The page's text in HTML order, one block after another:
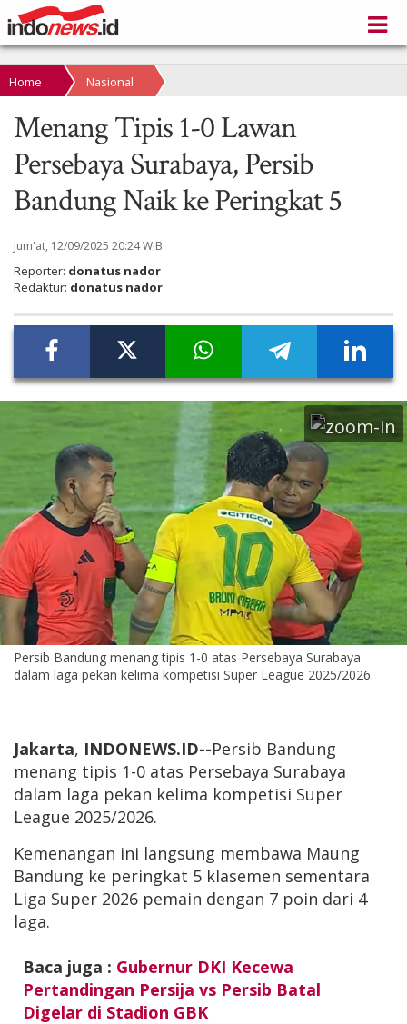
Home Nasional
Menang Tipis 1-0 Lawan
Persebaya Surabaya, Persib
Bandung Naik ke Peringkat 5
Jum'at, 12/09/2025 20:24 WIB
Reporter: donatus nador
Redaktur: donatus nador
Persib Bandung menang tipis 1-0 atas Persebaya Surabaya
dalam laga pekan kelima kompetisi Super League 2025/2026.
Jakarta, INDONEWS.ID--Persib Bandung
menang tipis 1-0 atas Persebaya Surabaya
dalam laga pekan kelima kompetisi Super
League 2025/2026.
Kemenangan ini langsung membawa Maung
Bandung ke peringkat 5 klasemen sementara
Liga Super 2026 pemain dengan 7 poin dari 4
laga.
Baca juga : Gubernur DKI Kecewa
Pertandingan Persija vs Persib Batal
Digelar di Stadion GBK